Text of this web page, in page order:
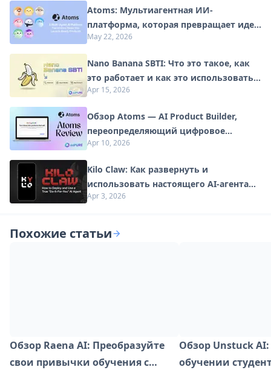
обучения
искусственного
интеллекта
Atoms: Мультиагентная ИИ-
платформа, которая превращает идеи
в готовые к запуску продукты
May 22, 2026
Nano Banana SBTI: Что это такое, как
это работает и как это использовать в
2026 году
Apr 15, 2026
Обзор Atoms — AI Product Builder,
переопределяющий цифровое
творчество в 2026 году
Apr 10, 2026
Kilo Claw: Как развернуть и
использовать настоящего AI-агента
"Сделай-Это-За-Вас" (Обновление
Apr 3, 2026
Похожие статьи
Обзор Raena AI: Преобразуйте
свои привычки обучения с
Обзор Unstuck
обучении